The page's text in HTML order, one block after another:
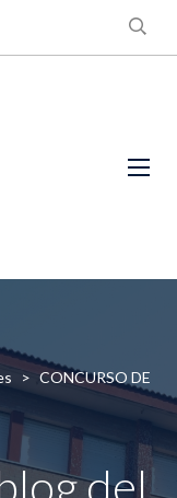
> CONCURSO DE
del